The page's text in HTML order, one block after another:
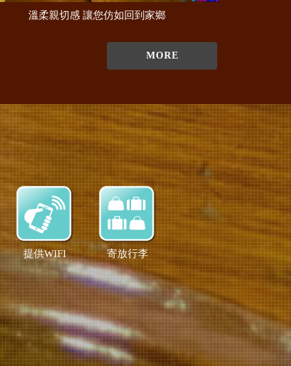
溫柔親切感 讓您仿如回到家鄉
MORE
提供WIFI 寄放行李